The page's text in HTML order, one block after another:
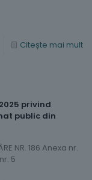
Citește mai mult
privind
public din
NR. 186 Anexa nr.
5